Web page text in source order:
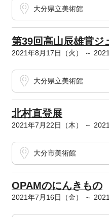
大分県立美術館
第39回高山辰雄賞ジ
2021年8月17日（火） ～
大分県立美術館
北村直登展
2021年7月22日（木） ～
大分市美術館
OPAMのにんきもの
2021年7月16日（金） ～